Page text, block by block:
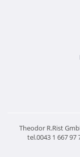
Theodor R.Rist
tel.0043 1 667 97